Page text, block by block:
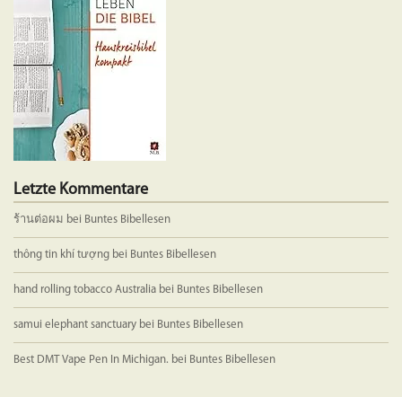
können
auf
Letzte Kommentare
ร้านต่อผม bei Buntes Bibellesen
thông tin khí tượng bei Buntes Bibellesen
hand rolling tobacco Australia bei Buntes Bibellesen
samui elephant sanctuary bei Buntes Bibellesen
Best DMT Vape Pen In Michigan. bei Buntes Bibellesen